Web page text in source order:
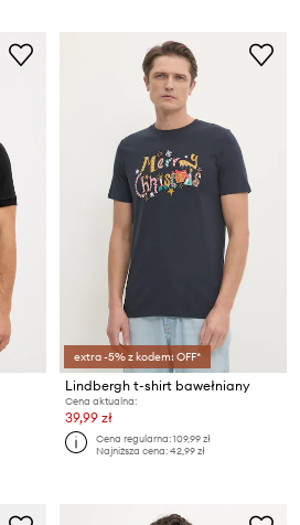
extra -5% z kodem: OFF*
Lindbergh t-shirt bawełniany
Cena aktualna:
39,99 zł
Cena regularna:109,99 zł
Najniższa cena:42,99 zł